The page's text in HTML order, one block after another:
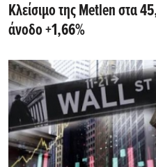
Kλείσιμο της Metlen στα
άνοδο +1,66%